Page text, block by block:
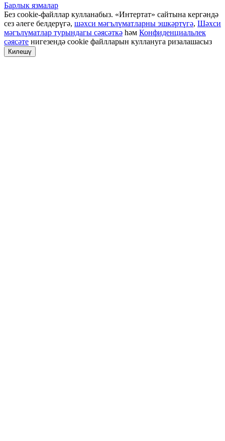
Барлык язмалар
Без cookie-файллар кулланабыз. «Интертат» сайтына кергәндә
сез әлеге белдерүгә, шәхси мәгълүматларны эшкәртүгә, Шәхси
мәгълүматлар турындагы сәясәткә һәм Конфиденциальлек
сәясәте нигезендә cookie файлларын куллануга ризалашасыз
Килешү